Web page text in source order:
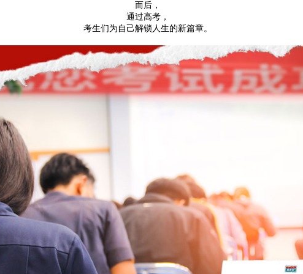
而后，
通过高考，
考生们为自己解锁人生的新篇章。